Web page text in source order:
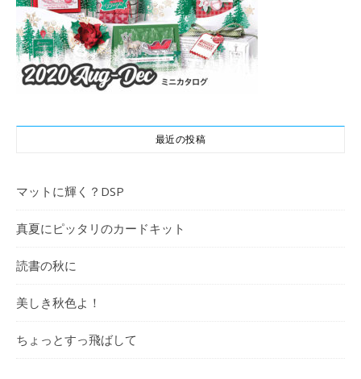
最近の投稿
マットに輝く？DSP
真夏にピッタリのカードキット
読書の秋に
美しき秋色よ！
ちょっとすっ飛ばして